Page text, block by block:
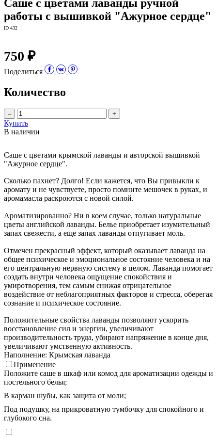
Саше с цветами лаванды ручной
работы с вышивкой "Ажурное сердце"
ID 432
750 ₽
Поделиться
Количество
– +
Купить
В наличии
Саше с цветами крымской лаванды и авторской вышивкой
"Ажурное сердце".
Сколько пахнет? Долго! Если кажется, что Вы привыкли к
аромату и не чувствуете, просто помните мешочек в руках, и
аромамасла раскроются с новой силой.
Ароматизированно? Ни в коем случае, только натуральные
цветы английской лаванды. Белье приобретает изумительный
запах свежести, а еще запах лаванды отпугивает моль.
Отмечен прекрасный эффект, который оказывает лаванда на
общее психическое и эмоциональное состояние человека и на
его центральную нервную систему в целом. Лаванда помогает
создать внутри человека ощущение спокойствия и
умиротворения, тем самым снижая отрицательное
воздействие от неблагоприятных факторов и стресса, оберегая
сознание и психическое состояние.
Положительные свойства лаванды позволяют ускорить
восстановление сил и энергии, увеличивают
производительность труда, убирают напряжение в конце дня,
увеличивают умственную активность.
Наполнение: Крымская лаванда
Применение
Положите саше в шкаф или комод для ароматизации одежды и
постельного белья;
В карман шубы, как защита от моли;
Под подушку, на прикроватную тумбочку для спокойного и
глубокого сна.